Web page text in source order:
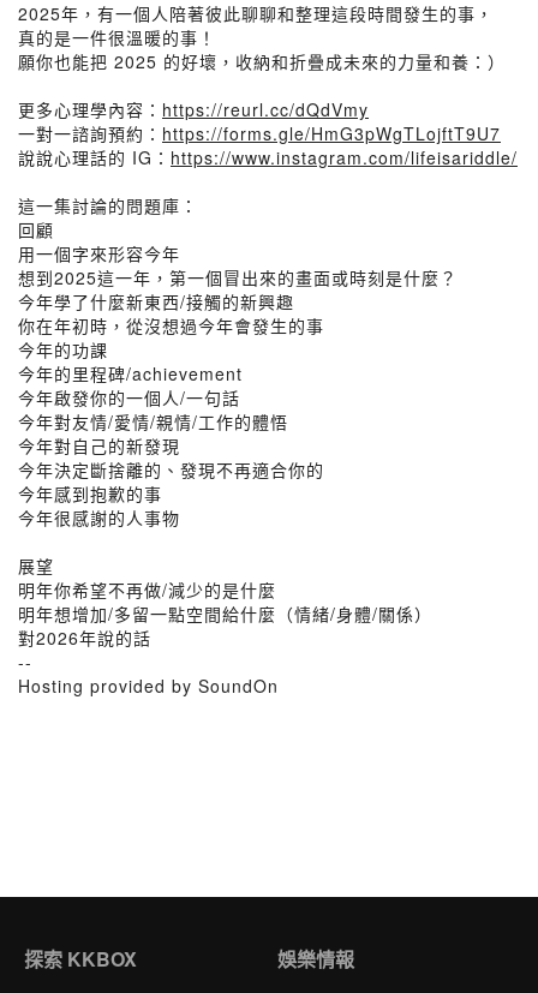
2025年，有一個人陪著彼此聊聊和整理這段時間發生的事，
真的是一件很溫暖的事！
願你也能把 2025 的好壞，收納和折疊成未來的力量和養：）
更多心理學內容： https://reurl.cc/dQdVmy
一對一諮詢預約： https://forms.gle/HmG3pWgTLojftT9U7
說說心理話的 IG： https://www.instagram.com/lifeisariddle/
這一集討論的問題庫：
回顧
用一個字來形容今年
想到2025這一年，第一個冒出來的畫面或時刻是什麼？
今年學了什麼新東西/接觸的新興趣
你在年初時，從沒想過今年會發生的事
今年的功課
今年的里程碑/achievement
今年啟發你的一個人/一句話
今年對友情/愛情/親情/工作的體悟
今年對自己的新發現
今年決定斷捨離的、發現不再適合你的
今年感到抱歉的事
今年很感謝的人事物
展望
明年你希望不再做/減少的是什麼
明年想增加/多留一點空間給什麼（情緒/身體/關係）
對2026年說的話
--
Hosting provided by SoundOn
探索 KKBOX 娛樂情報